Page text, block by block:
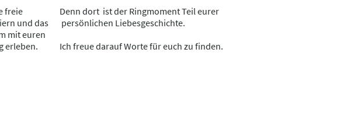
freie
und das
mit euren
erleben.
Denn dort ist der Ringmoment Teil eurer
persönlichen Liebesgeschichte.
Ich freue darauf Worte für euch zu finden.